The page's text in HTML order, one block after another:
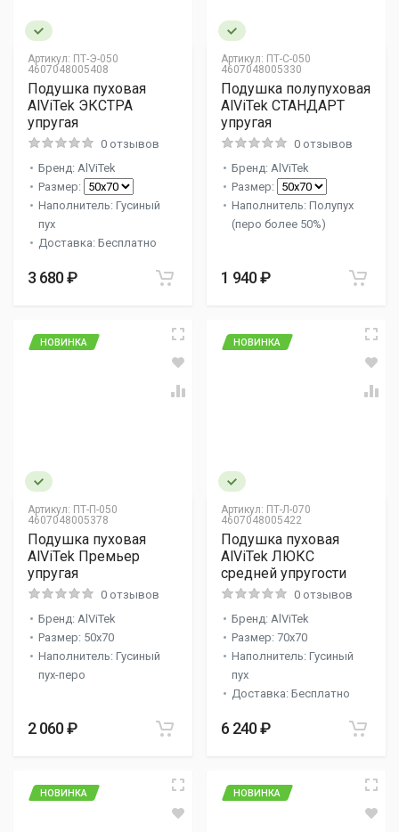
Артикул: ПТ-Э-050
4607048005408
Подушка пуховая
AlViTek ЭКСТРА
упругая
0 отзывов
Бренд: AlViTek
Размер:
Наполнитель: Гусиный
пух
Доставка: Бесплатно
3 680 ₽
Артикул: ПТ-С-050
4607048005330
Подушка полупуховая
AlViTek СТАНДАРТ
упругая
0 отзывов
Бренд: AlViTek
Размер:
Наполнитель: Полупух
(перо более 50%)
1 940 ₽
Артикул: ПТ-П-050
4607048005378
НОВИНКА
Подушка пуховая
AlViTek Премьер
упругая
0 отзывов
Бренд: AlViTek
Размер: 50x70
Наполнитель: Гусиный
пух-перо
2 060 ₽
Артикул: ПТ-Л-070
4607048005422
НОВИНКА
Подушка пуховая
AlViTek ЛЮКС
средней упругости
0 отзывов
Бренд: AlViTek
Размер: 70x70
Наполнитель: Гусиный
пух
Доставка: Бесплатно
6 240 ₽
НОВИНКА НОВИНКА